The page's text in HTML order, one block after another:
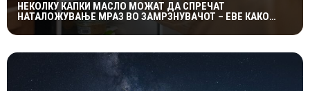
НЕКОЛКУ КАПКИ МАСЛО МОЖАТ ДА СПРЕЧАТ
НАТАЛОЖУВАЊЕ МРАЗ ВО ЗАМРЗНУВАЧОТ – ЕВЕ КАКО
ФУНКЦИОНИРА ЕДНОСТАВНИОТ ТРИК